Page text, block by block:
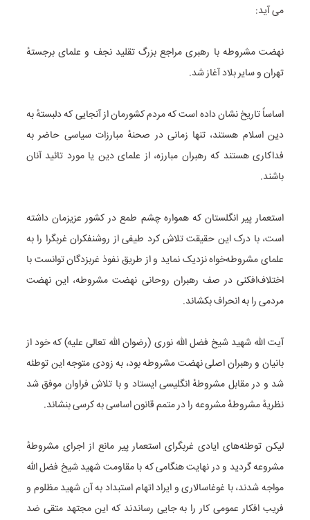
می آید:
نهضت مشروطه با رهبری مراجع بزرگ تقلید نجف و علمای برجستهٔ
تهران و سایر بلاد آغاز شد.
اساساً تاریخ نشان داده است که مردم کشورمان از آنجایی که دلبستهٔ به
دین اسلام هستند، تنها زمانی در صحنهٔ مبارزات سیاسی حاضر به
فداکاری‌ هستند که رهبران مبارزه، از علمای دین یا مورد تائید آنان
باشند.
استعمار پیر انگلستان که همواره چشم طمع در کشور عزیزمان داشته
است، با درک این حقیقت تلاش کرد طیفی از روشنفکران غربگرا را به
علمای مشروطه‌خواه نزدیک نماید و از طریق نفوذ غربزدگان توانست با
اختلاف‌افکنی در صف رهبران روحانی نهضت مشروطه، این نهضت
مردمی را به انحراف بکشاند.
آیت ‌الله شهید شیخ فضل‌ الله نوری (رضوان‌ الله تعالی علیه) که خود از
بانیان و رهبران اصلی نهضت مشروطه بود، به زودی متوجه این توطئه
شد و در مقابل مشروطهٔ انگلیسی ایستاد و با تلاش فراوان موفق شد
نظریهٔ مشروطهٔ مشروعه را در متمم قانون اساسی به کرسی بنشاند.
لیکن توطئه‌های ایادی غربگرای استعمار پیر مانع از اجرای مشروطهٔ
مشروعه گردید و در نهایت هنگامی که با مقاومت شهید شیخ فضل‌ الله
مواجه شدند، با غوغاسالاری و ایراد اتهام استبداد به آن شهید مظلوم و
فریب افکار عمومی کار را به جایی رساندند که این مجتهد متقی ضد